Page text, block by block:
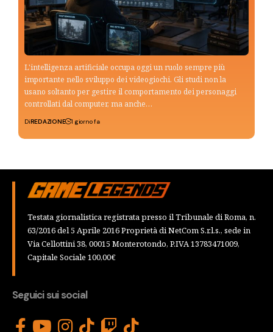
L'intelligenza artificiale occupa oggi un ruolo sempre più
importante nello sviluppo dei videogiochi. Gli studi non la
usano soltanto per gestire il comportamento dei personaggi
controllati dal computer, ma anche…
DiREDAZIONE 1 giorno fa
Testata giornalistica registrata presso il Tribunale di Roma, n.
63/2016 del 5 Aprile 2016 Proprietà di NetCom S.r.l.s., sede in
Via Cellottini 38, 00015 Monterotondo, P.IVA 13783471009,
Capitale Sociale 100,00€
Seguici sui social